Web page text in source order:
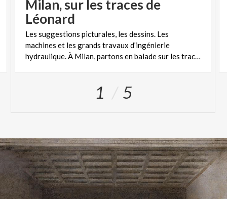
Milan, sur les traces de
Léonard
Les suggestions picturales, les dessins. Les
machines et les grands travaux d’ingénierie
hydraulique. À Milan, partons en balade sur les traces de Léonard.
1 5